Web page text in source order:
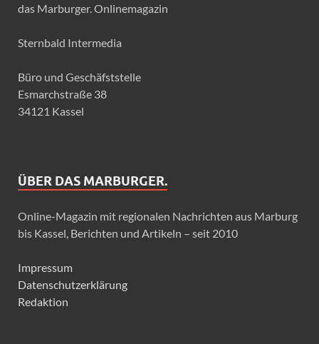
das Marburger. Onlinemagazin
Sternbald Intermedia
Büro und Geschäfststelle
Esmarchstraße 38
34121 Kassel
ÜBER DAS MARBURGER.
Online-Magazin mit regionalen Nachrichten aus Marburg
bis Kassel, Berichten und Artikeln – seit 2010
Impressum
Datenschutzerklärung
Redaktion